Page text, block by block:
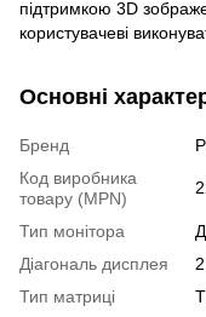
підтримкою 3D
користувачеві
Основні
Бренд
Код виробника
товару (MPN)
Тип монітора
Діагональ дисплея
Тип матриці